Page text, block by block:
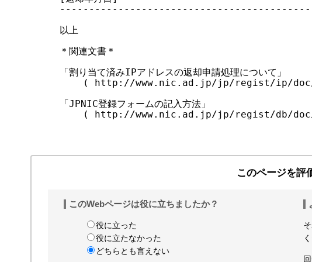
以上
＊関連文書＊
「割り当て済みIPアドレスの返却申請処理について」
( http://www.nic.ad.jp/jp/regist/ip/
「JPNIC登録フォームの記入方法」
( http://www.nic.ad.jp/jp/regist/db/
このページを評
このWebページは役に立ちましたか？
役に立った
役に立たなかった
どちらとも言えない